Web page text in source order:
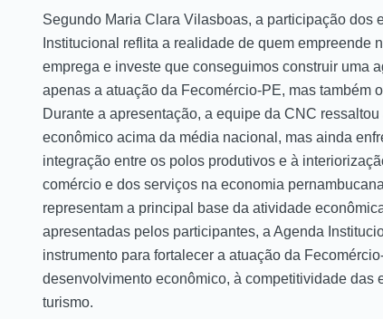
Segundo Maria Clara Vilasboas, a participação dos
Institucional reflita a realidade de quem empreende
emprega e investe que conseguimos construir uma
apenas a atuação da Fecomércio-PE, mas também
Durante a apresentação, a equipe da CNC
econômico acima da média nacional, mas ainda
integração entre os polos produtivos e à
comércio e dos serviços na economia
representam a principal base da atividade
apresentadas pelos participantes, a Agenda
instrumento para fortalecer a atuação da
desenvolvimento econômico, à competitividade das
turismo.